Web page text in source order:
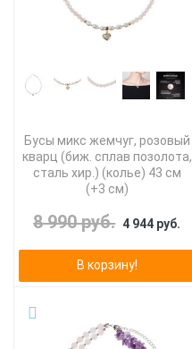
Бусы микс жемчуг, розовый
кварц (биж. сплав позолота,
сталь хир.) (колье) 43 см
(+3 см)
8 990 руб. 4 944 руб.
В корзину!